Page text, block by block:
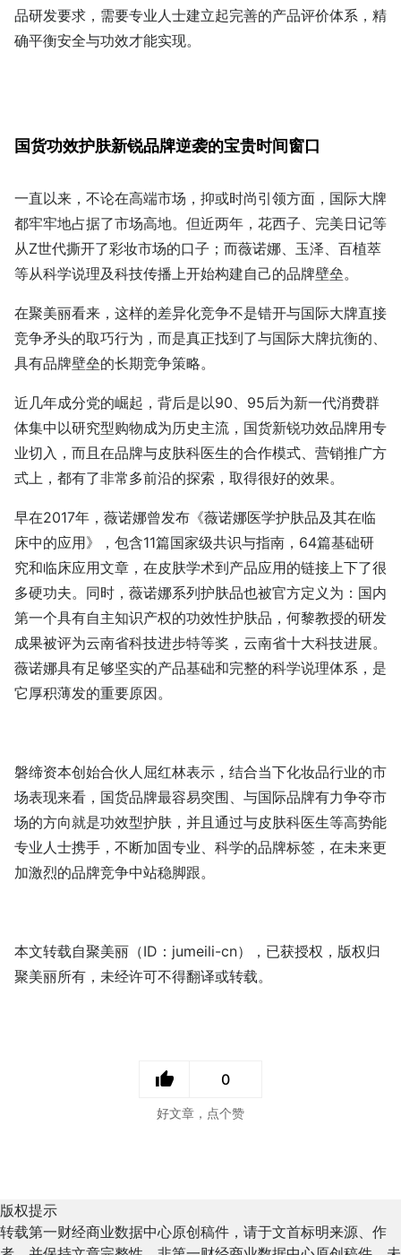
品研发要求，需要专业人士建立起完善的产品评价体系，精
确平衡安全与功效才能实现。
国货功效护肤新锐品牌逆袭的宝贵时间窗口
一直以来，不论在高端市场，抑或时尚引领方面，国际大牌
都牢牢地占据了市场高地。但近两年，花西子、完美日记等
从Z世代撕开了彩妆市场的口子；而薇诺娜、玉泽、百植萃
等从科学说理及科技传播上开始构建自己的品牌壁垒。
在聚美丽看来，这样的差异化竞争不是错开与国际大牌直接
竞争矛头的取巧行为，而是真正找到了与国际大牌抗衡的、
具有品牌壁垒的长期竞争策略。
近几年成分党的崛起，背后是以90、95后为新一代消费群
体集中以研究型购物成为历史主流，国货新锐功效品牌用专
业切入，而且在品牌与皮肤科医生的合作模式、营销推广方
式上，都有了非常多前沿的探索，取得很好的效果。
早在2017年，薇诺娜曾发布《薇诺娜医学护肤品及其在临
床中的应用》，包含11篇国家级共识与指南，64篇基础研
究和临床应用文章，在皮肤学术到产品应用的链接上下了很
多硬功夫。同时，薇诺娜系列护肤品也被官方定义为：国内
第一个具有自主知识产权的功效性护肤品，何黎教授的研发
成果被评为云南省科技进步特等奖，云南省十大科技进展。
薇诺娜具有足够坚实的产品基础和完整的科学说理体系，是
它厚积薄发的重要原因。
磐缔资本创始合伙人屈红林表示，结合当下化妆品行业的市
场表现来看，国货品牌最容易突围、与国际品牌有力争夺市
场的方向就是功效型护肤，并且通过与皮肤科医生等高势能
专业人士携手，不断加固专业、科学的品牌标签，在未来更
加激烈的品牌竞争中站稳脚跟。
本文转载自聚美丽（ID：jumeili-cn），已获授权，版权归
聚美丽所有，未经许可不得翻译或转载。
0
好文章，点个赞
版权提示
转载第一财经商业数据中心原创稿件，请于文首标明来源、作